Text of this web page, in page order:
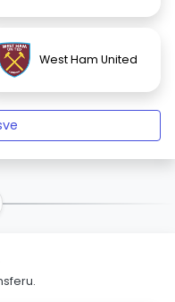
West Ham United